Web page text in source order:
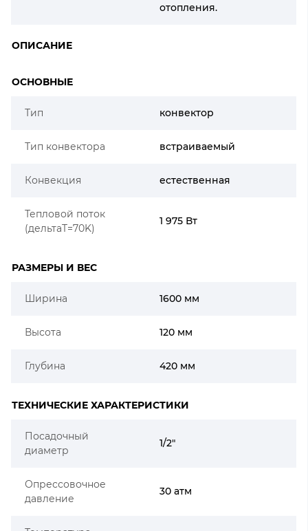
отопления.
ОПИСАНИЕ
ОСНОВНЫЕ
Тип конвектор
Тип конвектора встраиваемый
Конвекция естественная
Тепловой поток
(дельтаT=70K)
1 975 Вт
РАЗМЕРЫ И ВЕС
Ширина 1600 мм
Высота 120 мм
Глубина 420 мм
ТЕХНИЧЕСКИЕ ХАРАКТЕРИСТИКИ
Посадочный
диаметр
1/2"
Опрессовочное
давление
30 атм